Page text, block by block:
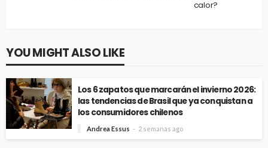
calor?
YOU MIGHT ALSO LIKE
Los 6 zapatos que marcarán el invierno 2026:
las tendencias de Brasil que ya conquistan a
los consumidores chilenos
Andrea Essus 2 semanas ago